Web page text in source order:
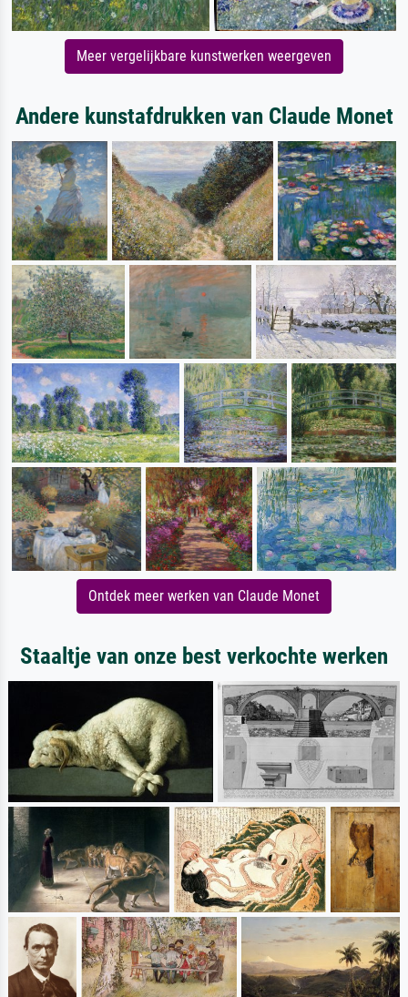
Meer vergelijkbare kunstwerken weergeven
Andere kunstafdrukken van Claude Monet
Ontdek meer werken van Claude Monet
Staaltje van onze best verkochte werken